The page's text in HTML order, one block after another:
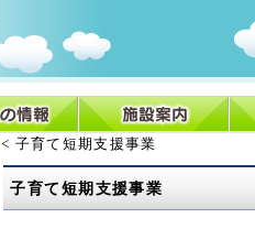
< 子育て短期支援事業
子育て短期支援事業